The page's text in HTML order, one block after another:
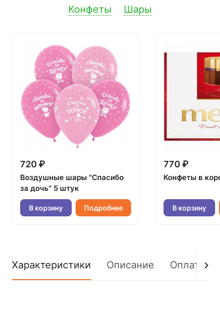
Конфеты Шары
720 ₽
Воздушные шары "Спасибо
за дочь" 5 штук
В корзину Подробнее
770 ₽
Конфеты в
В корзину
Характеристики Описание Оплата